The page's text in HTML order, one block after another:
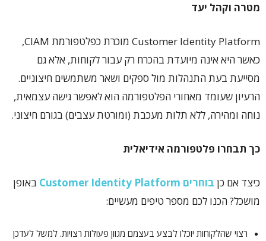
מטרה וקהל יעד
Customer Identity Platform מוכרת כפלטפורמת CIAM,
כאשר היא אינה מיועדת בהכרח רק עבור לקוחות, אלא גם
מסייעת בעת התנהלות מול ספקים ושאר משתמשים חיצוניים.
הרעיון שעומד מאחורי הפלטפורמה הוא לאפשר גישה עצמאית,
נוחה ומהירה, ללא תלות מעכבת (ומורטת עצבים) בגורם חיצוני.
כך תבחרו פלטפורמה אידיאלית
כיצד אם כן בוחרים Customer Identity Platform
באופן
מושכל? הכנו לכם מספר טיפים מעשיים:
רצוי שהלקוחות יוכלו לבצע בעצמם מגוון פעולות רצויות. למשל לעדכן